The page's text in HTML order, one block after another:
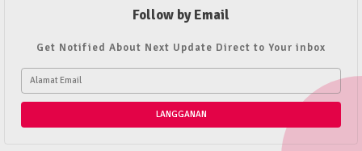
Follow by Email
Get Notified About Next Update Direct to Your inbox